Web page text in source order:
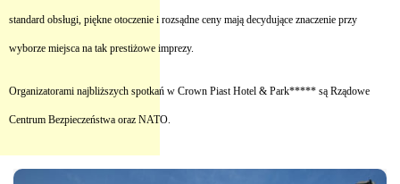
standard obsługi, piękne otoczenie i rozsądne ceny mają decydujące znaczenie przy
wyborze miejsca na tak prestiżowe imprezy.
Organizatorami najbliższych spotkań w Crown Piast Hotel & Park***** są Rządowe
Centrum Bezpieczeństwa oraz NATO.